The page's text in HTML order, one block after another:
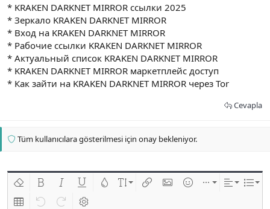
* KRAKEN DARKNET MIRROR ссылки 2025
* Зеркало KRAKEN DARKNET MIRROR
* Вход на KRAKEN DARKNET MIRROR
* Рабочие ссылки KRAKEN DARKNET MIRROR
* Актуальный список KRAKEN DARKNET MIRROR
* KRAKEN DARKNET MIRROR маркетплейс доступ
* Как зайти на KRAKEN DARKNET MIRROR через Tor
Cevapla
Tüm kullanıcılara gösterilmesi için onay bekleniyor.
Biçimlendirmeyi kaldır
Kalın Yatık Altını çiz